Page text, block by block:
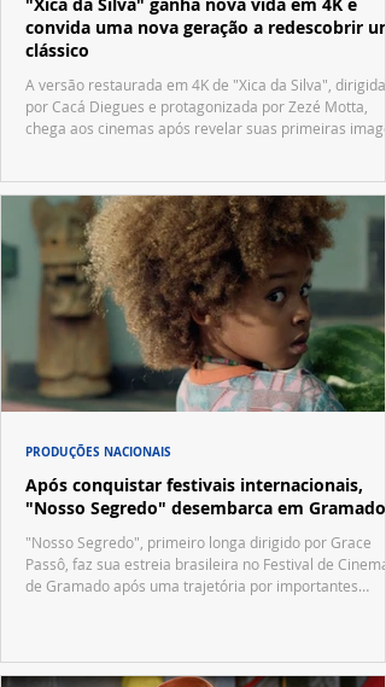
convida uma nova geração a redescobrir um
clássico
A versão restaurada em 4K de "Xica da Silva", dirigida
por Cacá Diegues e protagonizada por Zezé Motta,
chega aos cinemas após revelar suas primeiras
Após conquistar festivais internacionais,
"Nosso Segredo" desembarca em Gramado
"Nosso Segredo", primeiro longa dirigido por Grace
Passô, faz sua estreia brasileira no Festival de Cinema
de Gramado após uma trajetória por importantes
PRODUÇÕES NACIONAIS